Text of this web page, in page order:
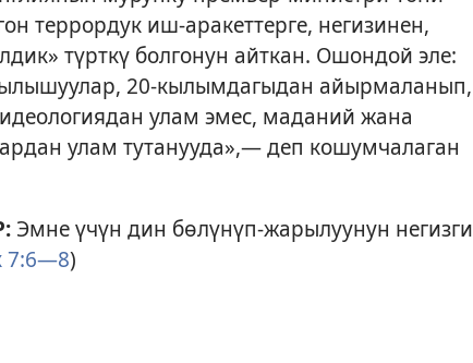
террордук иш-аракеттерге, негизинен,
түрткү болгонун айткан. Ошондой эле:
20-кылымдагыдан айырмаланып,
улам эмес, маданий жана
улам тутанууда»,— деп кошумчалаган
Эмне үчүн дин бөлүнүп-жарылуунун негизги
7:6—8)